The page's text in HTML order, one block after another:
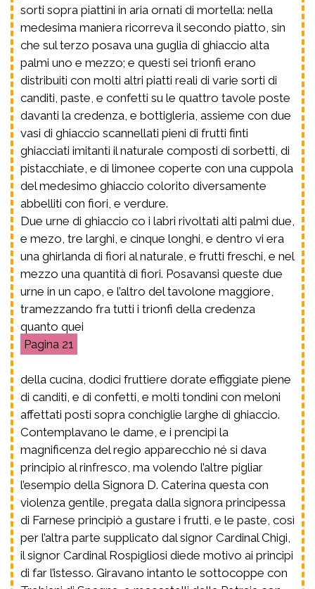
sorti sopra piattini in aria ornati di mortella: nella
medesima maniera ricorreva il secondo piatto, sin
che sul terzo posava una guglia di ghiaccio alta
palmi uno e mezzo; e questi sei trionfi erano
distribuiti con molti altri piatti reali di varie sorti di
canditi, paste, e confetti su le quattro tavole poste
davanti la credenza, e bottigleria, assieme con due
vasi di ghiaccio scannellati pieni di frutti finti
ghiacciati imitanti il naturale composti di sorbetti, di
pistacchiate, e di limonee coperte con una cuppola
del medesimo ghiaccio colorito diversamente
abbelliti con fiori, e verdure.
Due urne di ghiaccio co i labri rivoltati alti palmi due,
e mezo, tre larghi, e cinque longhi, e dentro vi era
una ghirlanda di fiori al naturale, e frutti freschi, e nel
mezzo una quantità di fiori. Posavansi queste due
urne in un capo, e l’altro del tavolone maggiore,
tramezzando fra tutti i trionfi della credenza
quanto quei
21
della cucina, dodici fruttiere dorate effiggiate piene
di canditi, e di confetti, e molti tondini con meloni
affettati posti sopra conchiglie larghe di ghiaccio.
Contemplavano le dame, e i prencipi la
magnificenza del regio apparecchio né si dava
principio al rinfresco, ma volendo l’altre pigliar
l’esempio della Signora D. Caterina questa con
violenza gentile, pregata dalla signora principessa
di Farnese principiò a gustare i frutti, e le paste, così
per l’altra parte supplicato dal signor Cardinal Chigi,
il signor Cardinal Rospigliosi diede motivo ai principi
di far l’istesso. Giravano intanto le sottocoppe con